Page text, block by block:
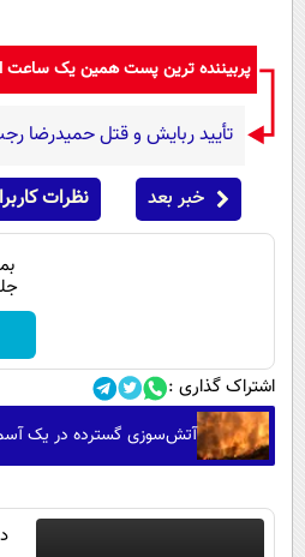
پربیننده ترین پست همین یک ساعت
تأیید ربایش و قتل حمیدرضا
خبر بعد نظرات
اشتراک گذاری :
آتش‌سوزی گسترده در یک